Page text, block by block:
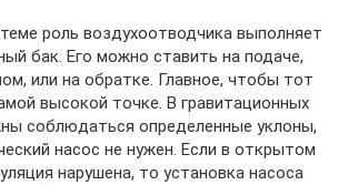
роль воздухоотводчика выполняет
бак. Его можно ставить на подаче,
или на обратке. Главное, чтобы тот
высокой точке. В гравитационных
соблюдаться определенные уклоны,
насос не нужен. Если в открытом
нарушена, то установка насоса